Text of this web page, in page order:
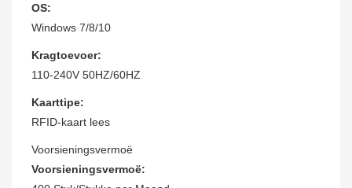
OS:
Windows 7/8/10
Kragtoevoer:
110-240V 50HZ/60HZ
Kaarttipe:
RFID-kaart lees
Voorsieningsvermoë
Voorsieningsvermoë: